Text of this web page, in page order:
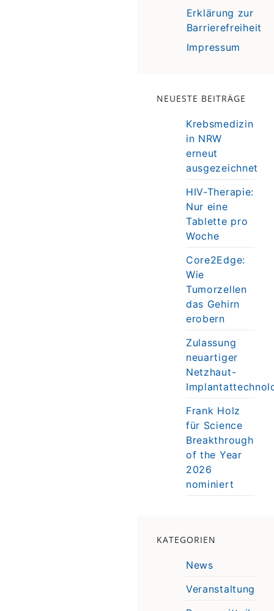
Erklärung zur
Barrierefreiheit
Impressum
NEUESTE BEITRÄGE
Krebsmedizin
in NRW
erneut
ausgezeichnet
HIV-Therapie:
Nur eine
Tablette pro
Woche
Core2Edge:
Wie
Tumorzellen
das Gehirn
erobern
Zulassung
neuartiger
Netzhaut-
Frank Holz
für Science
Breakthrough
of the Year
2026
nominiert
KATEGORIEN
News
Veranstaltung